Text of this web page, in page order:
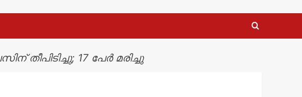
തീപിടിച്ചു; 17 പേർ മരിച്ചു